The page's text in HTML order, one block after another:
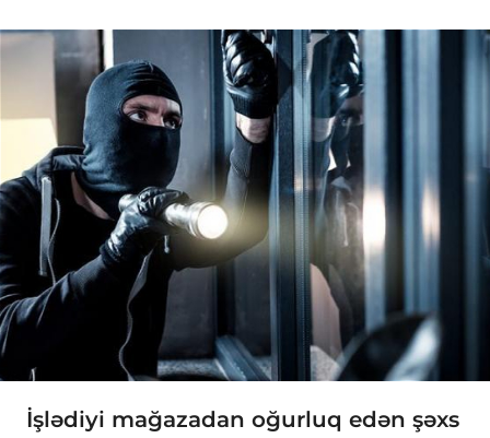
İşlədiyi mağazadan oğurluq edən şəxs